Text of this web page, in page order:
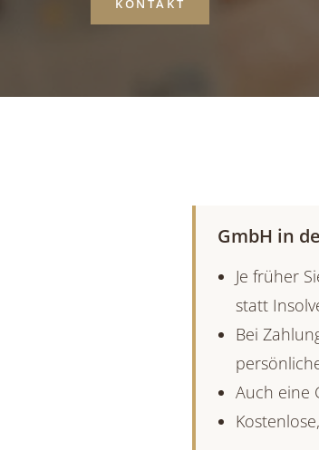
GmbH in
Je früher
statt
Bei
Auch eine